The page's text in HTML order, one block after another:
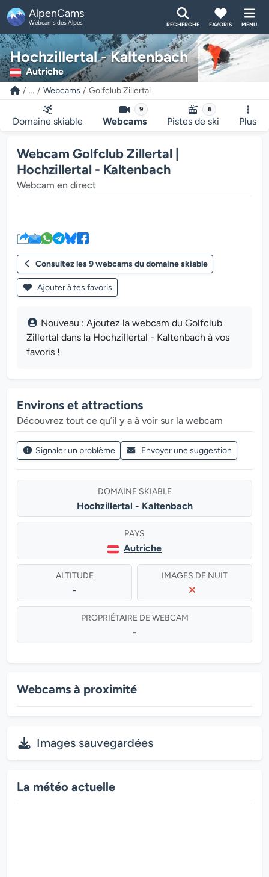
AlpenCams
Webcams des Alpes RECHERCHE FAVORIS MENU
Hochzillertal - Kaltenbach
Autriche
... Webcams Golfclub Zillertal
Domaine skiable
9
Webcams
6
Pistes de ski Plus
Webcam Golfclub Zillertal |
Hochzillertal - Kaltenbach
Webcam en direct
Consultez les 9 webcams du domaine skiable
Ajouter à tes favoris
Nouveau : Ajoutez la webcam du Golfclub
Zillertal dans la Hochzillertal - Kaltenbach à vos
favoris !
Environs et attractions
Découvrez tout ce qu’il y a à voir sur la webcam
Signaler un problème Envoyer une suggestion
DOMAINE SKIABLE
Hochzillertal - Kaltenbach
PAYS
Autriche
ALTITUDE
-
IMAGES DE NUIT
PROPRIÉTAIRE DE WEBCAM
-
Webcams à proximité
Images sauvegardées
La météo actuelle